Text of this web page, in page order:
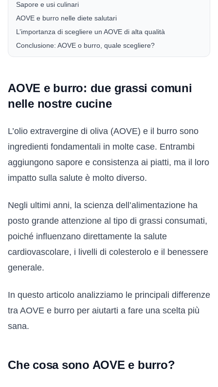
Sapore e usi culinari
AOVE e burro nelle diete salutari
L’importanza di scegliere un AOVE di alta qualità
Conclusione: AOVE o burro, quale scegliere?
AOVE e burro: due grassi comuni
nelle nostre cucine
L’olio extravergine di oliva (AOVE) e il burro sono
ingredienti fondamentali in molte case. Entrambi
aggiungono sapore e consistenza ai piatti, ma il loro
impatto sulla salute è molto diverso.
Negli ultimi anni, la scienza dell’alimentazione ha
posto grande attenzione al tipo di grassi consumati,
poiché influenzano direttamente la salute
cardiovascolare, i livelli di colesterolo e il benessere
generale.
In questo articolo analizziamo le principali differenze
tra AOVE e burro per aiutarti a fare una scelta più
sana.
Che cosa sono AOVE e burro?